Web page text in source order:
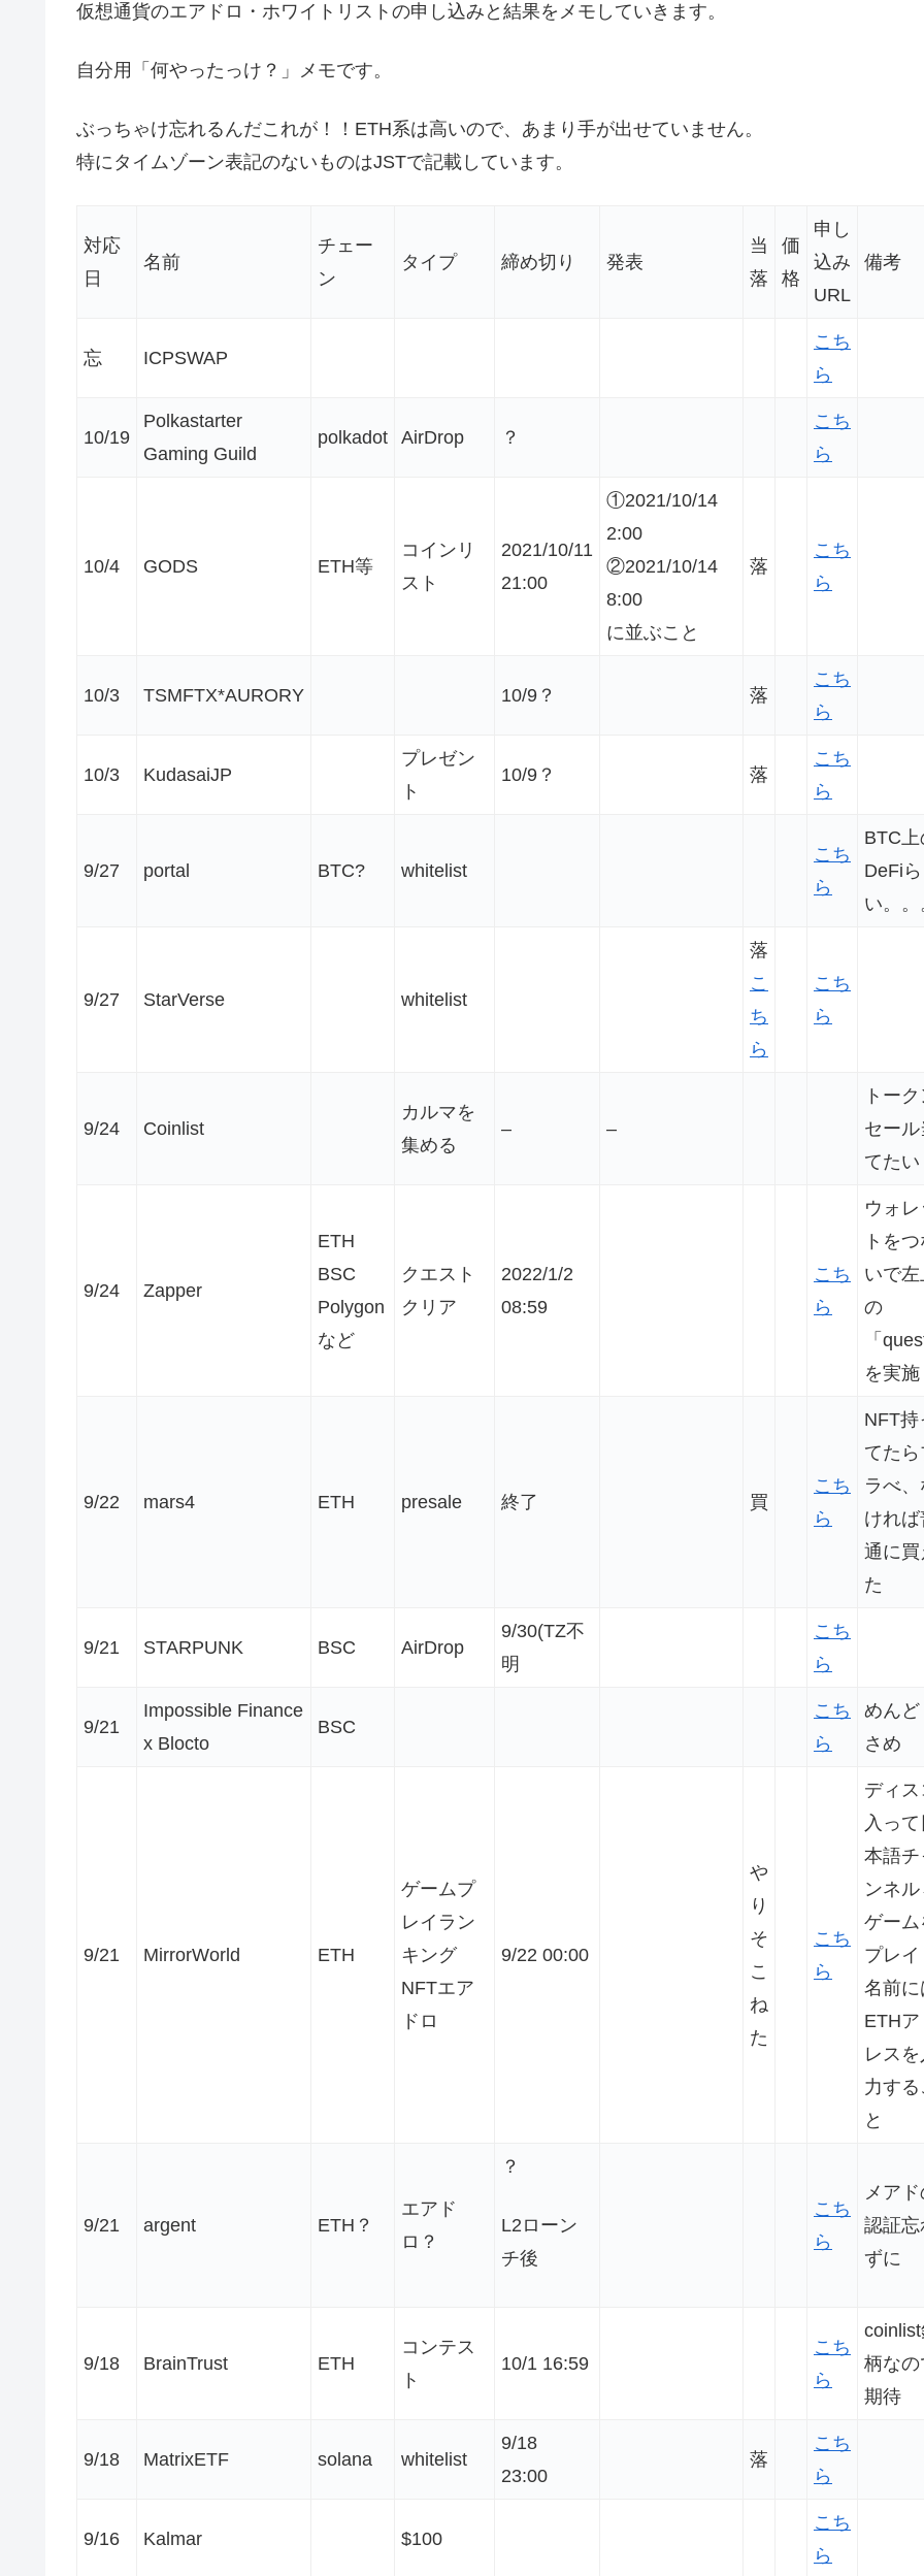
仮想通貨のエアドロ・ホワイトリストの申し込みと結果をメモしていきます。
自分用「何やったっけ？」メモです。
ぶっちゃけ忘れるんだこれが！！ETH系は高いので、あまり手が出せていません。
特にタイムゾーン表記のないものはJSTで記載しています。
対応
日
名前
チェー
ン
タイプ 締め切り 発表
当
落
価
格
申し
込み
URL
備考
忘 ICPSWAP
こち
ら
10/19
Polkastarter
Gaming Guild
polkadot AirDrop ？
こち
ら
10/4 GODS ETH等
コインリ
スト
2021/10/11
21:00
①2021/10/14
2:00
②2021/10/14
8:00
に並ぶこと
落
こち
ら
10/3 TSMFTX*AURORY 10/9？ 落
こち
ら
10/3 KudasaiJP
プレゼン
ト
10/9？ 落
こち
ら
9/27 portal BTC? whitelist
こち
ら
BTC上
DeFiら
い。。
9/27 StarVerse whitelist
落
こ
ち
ら
こち
ら
9/24 Coinlist
カルマを
集める
– –
トー
セール
てたい
9/24 Zapper
ETH
BSC
Polygon
など
クエスト
クリア
2022/1/2
08:59
こち
ら
ウォレ
トを
いで左
の
「
を実施
9/22 mars4 ETH presale 終了 買
こち
ら
NFT持
てたら
ラべ、
ければ
通に買
た
9/21 STARPUNK BSC AirDrop
9/30(TZ不
明
こち
ら
9/21
Impossible Finance
x Blocto
BSC
こち
ら
めんど
さめ
9/21 MirrorWorld ETH
ゲームプ
レイラン
キング
NFTエア
ドロ
9/22 00:00
や
り
そ
こ
ね
た
こち
ら
ディス
入って
本語チ
ンネ
ゲーム
プレイ
名前に
ETHア
レスを
力する
と
9/21 argent ETH？
エアド
ロ？
？
L2ローン
チ後
こち
ら
メア
認証忘
ずに
9/18 BrainTrust ETH
コンテス
ト
10/1 16:59
こち
ら
coinlist
柄なの
期待
9/18 MatrixETF solana whitelist
9/18
23:00
落
こち
ら
9/16 Kalmar $100
こち
ら